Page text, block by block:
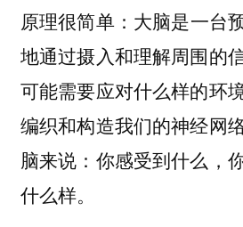
原理很简单： 大脑是一台
地通过摄入和理解周围的
可能需要应对什么样的环
编织和构造我们的神经网
脑来说：你感受到什么，
什么样。